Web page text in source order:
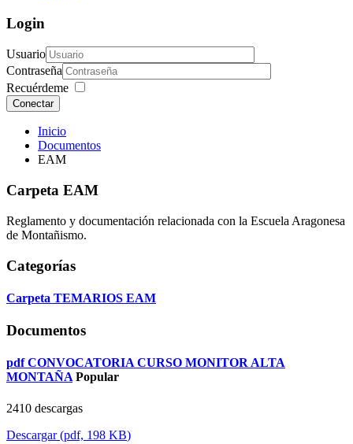
Login
Usuario
Contraseña
Recuérdeme
Conectar
Inicio
Documentos
EAM
Carpeta EAM
Reglamento y documentación relacionada con la Escuela Aragonesa
de Montañismo.
Categorías
Carpeta TEMARIOS EAM
Documentos
pdf CONVOCATORIA CURSO MONITOR ALTA
MONTAÑA Popular
2410 descargas
Descargar(pdf, 198 KB)